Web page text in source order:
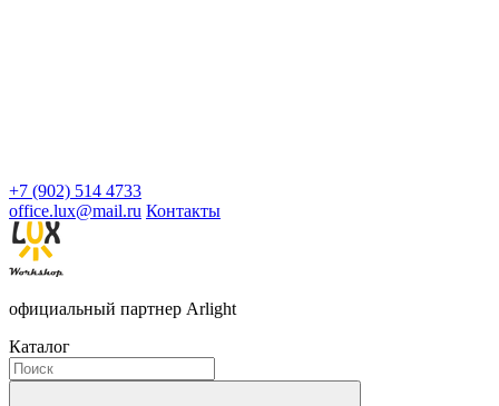
+7 (902) 514 4733
office.lux@mail.ru Контакты
официальный партнер Arlight
Каталог